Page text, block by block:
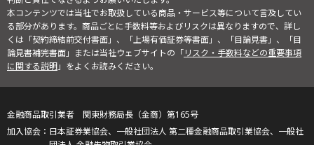
本コンテンツでは当社でお取扱している商品・サービス等について言及してい
る部分があります。商品ごとに手数料等およびリスクは異なりますので、詳し
くは「契約締結前交付書面」、「上場有価証券等書面」、「目論見書」、「目
論見書補完書面」または当社ウェブサイトの「リスク・手数料などの重要事項
に関する説明」をよくお読みください。
金融商品取引業者 関東財務局長（金商）第165号
日本証券業協会、一般社団法人 第二種金融商品取引業協会、一般社